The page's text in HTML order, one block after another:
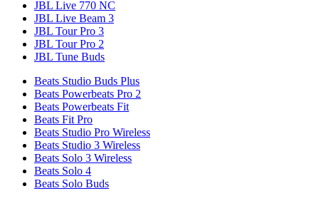
JBL Live 770 NC
JBL Live Beam 3
JBL Tour Pro 3
JBL Tour Pro 2
JBL Tune Buds
Beats Studio Buds Plus
Beats Powerbeats Pro 2
Beats Powerbeats Fit
Beats Fit Pro
Beats Studio Pro Wireless
Beats Studio 3 Wireless
Beats Solo 3 Wireless
Beats Solo 4
Beats Solo Buds